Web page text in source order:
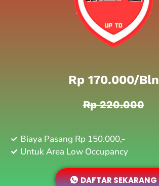
Rp 170.000/bln
Rp 220.000
Biaya Pasang Rp 150.000,-
Untuk Area Low Occupancy
DAFTAR SEKARANG